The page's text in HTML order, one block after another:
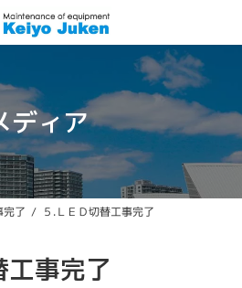
ディア
完了 ５.ＬＥＤ切替工事完了
工事完了